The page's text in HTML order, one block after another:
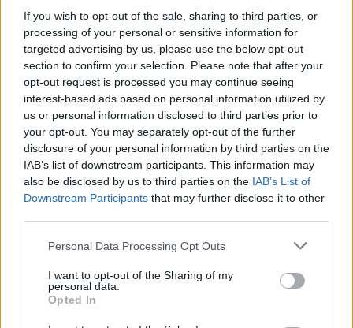
If you wish to opt-out of the sale, sharing to third parties, or
processing of your personal or sensitive information for
targeted advertising by us, please use the below opt-out
section to confirm your selection. Please note that after your
opt-out request is processed you may continue seeing
interest-based ads based on personal information utilized by
us or personal information disclosed to third parties prior to
your opt-out. You may separately opt-out of the further
disclosure of your personal information by third parties on the
IAB’s list of downstream participants. This information may
also be disclosed by us to third parties on the IAB’s List of
Downstream Participants that may further disclose it to other
Please note that this website/app uses one or more Google
not limited to your visit or usage behaviour. You may click to
grant or deny consent to Google and its third-party tags to
use your data for below specified purposes in below Google
consent section.
Personal Data Processing Opt Outs
I want to opt-out of the Sharing of my
personal data.
Opted In
Kecskeméten is szakirányú továbbképzésekkel erősít a
Gál Ferenc Egyetem
MAGYAR ÉPÍTŐK